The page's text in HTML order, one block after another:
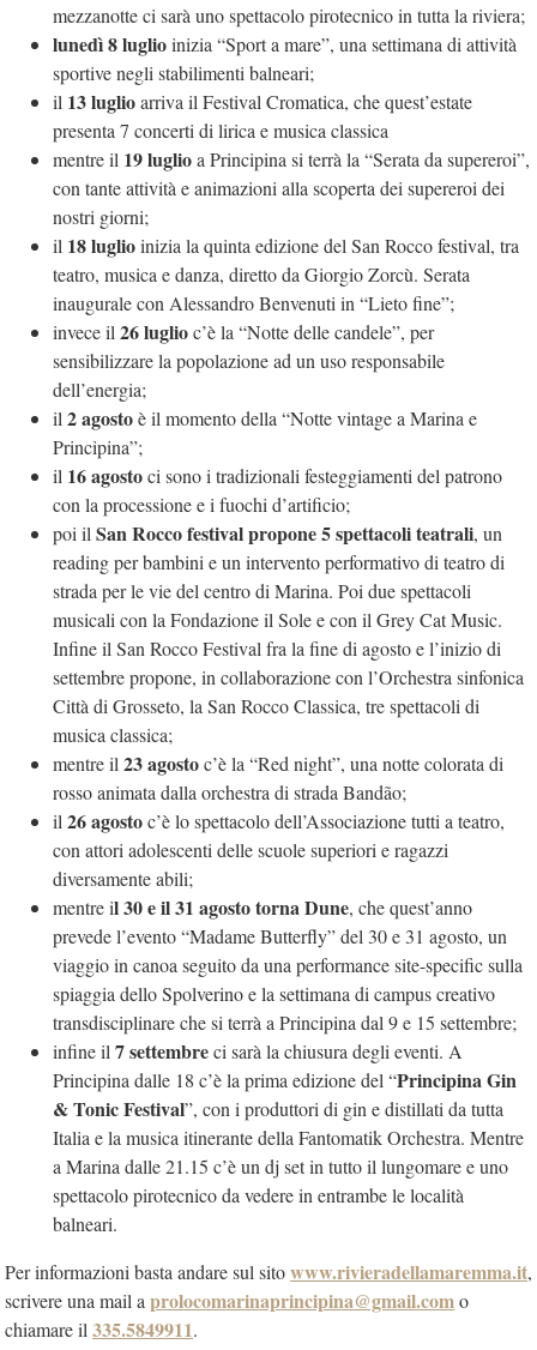
mezzanotte ci sarà uno spettacolo pirotecnico in tutta la riviera;
lunedì 8 luglioinizia “Sport a mare”, una settimana di attività
sportive negli stabilimenti balneari;
il 13 luglioarriva il Festival Cromatica, che quest’estate
presenta 7 concerti di lirica e musica classica
mentre il 19 luglioa Principina si terrà la “Serata da supereroi”,
con tante attività e animazioni alla scoperta dei supereroi dei
nostri giorni;
il 18 luglioinizia la quinta edizione del San Rocco festival, tra
teatro, musica e danza, diretto da Giorgio Zorcù. Serata
inaugurale con Alessandro Benvenuti in “Lieto fine”;
invece il 26 luglioc’è la “Notte delle candele”, per
sensibilizzare la popolazione ad un uso responsabile
dell’energia;
il 2 agostoè il momento della “Notte vintage a Marina e
Principina”;
il 16 agostoci sono i tradizionali festeggiamenti del patrono
con la processione e i fuochi d’artificio;
poi il San Rocco festival propone 5 spettacoli teatrali, un
reading per bambini e un intervento performativo di teatro di
strada per le vie del centro di Marina. Poi due spettacoli
musicali con la Fondazione il Sole e con il Grey Cat Music.
Infine il San Rocco Festival fra la fine di agosto e l’inizio di
settembre propone, in collaborazione con l’Orchestra sinfonica
Città di Grosseto, la San Rocco Classica, tre spettacoli di
musica classica;
mentre il 23agostoc’è la “Red night”, una notte colorata di
rosso animata dalla orchestra di strada Bandão;
il 26 agostoc’è lo spettacolo dell’Associazione tutti a teatro,
con attori adolescenti delle scuole superiori e ragazzi
diversamente abili;
mentre il 30 e il 31 agosto torna Dune, che quest’anno
prevede l’evento “Madame Butterfly” del 30 e 31 agosto, un
viaggio in canoa seguito da una performance site-specific sulla
spiaggia dello Spolverino e la settimana di campus creativo
transdisciplinare che si terrà a Principina dal 9 e 15 settembre;
infine il 7 settembreci sarà la chiusura degli eventi. A
Principina dalle 18 c’è la prima edizione del “Principina Gin
& Tonic Festival”, con i produttori di gin e distillati da tutta
Italia e la musica itinerante della Fantomatik Orchestra. Mentre
a Marina dalle 21.15 c’è un dj set in tutto il lungomare e uno
spettacolo pirotecnico da vedere in entrambe le località
balneari.
Per informazioni basta andare sul sitowww.rivieradellamaremma.it,
scrivere una mail a prolocomarinaprincipina@gmail.como
chiamare il 335.5849911.